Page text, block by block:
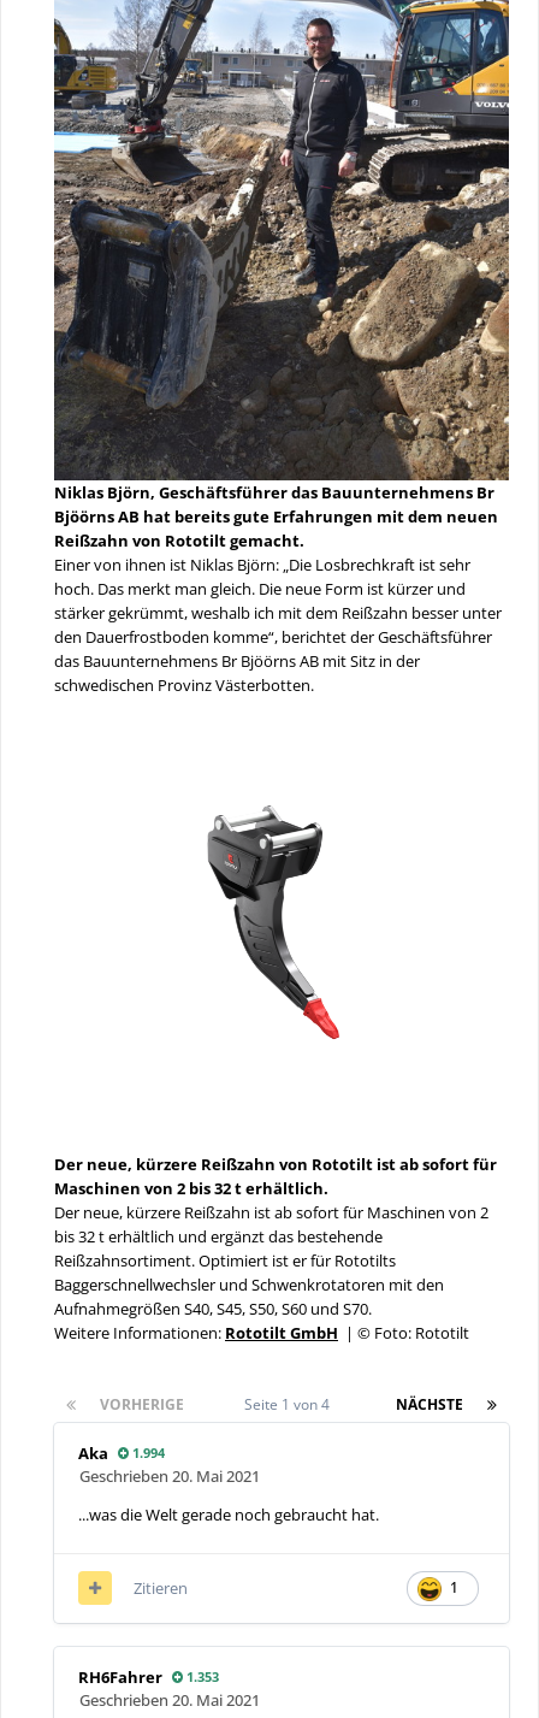
Niklas Björn, Geschäftsführer das Bauunternehmens Br
Bjöörns AB hat bereits gute Erfahrungen mit dem neuen
Reißzahn von Rototilt gemacht.
Einer von ihnen ist Niklas Björn: „Die Losbrechkraft ist sehr
hoch. Das merkt man gleich. Die neue Form ist kürzer und
stärker gekrümmt, weshalb ich mit dem Reißzahn besser unter
den Dauerfrostboden komme“, berichtet der Geschäftsführer
das Bauunternehmens Br Bjöörns AB mit Sitz in der
schwedischen Provinz Västerbotten.
Der neue, kürzere Reißzahn von Rototilt ist ab sofort für
Maschinen von 2 bis 32 t erhältlich.
Der neue, kürzere Reißzahn ist ab sofort für Maschinen von 2
bis 32 t erhältlich und ergänzt das bestehende
Reißzahnsortiment. Optimiert ist er für Rototilts
Baggerschnellwechsler und Schwenkrotatoren mit den
Aufnahmegrößen S40, S45, S50, S60 und S70.
Weitere Informationen: Rototilt GmbH | © Foto: Rototilt
VORHERIGE NÄCHSTE
Seite 1 von 4
Aka 1.994
Geschrieben 20. Mai 2021
...was die Welt gerade noch gebraucht hat.
1
Zitieren
RH6Fahrer 1.353
Geschrieben 20. Mai 2021